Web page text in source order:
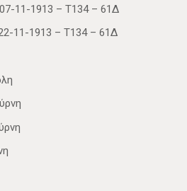
11-1913 – Τ134 – 61Δ
11-1913 – Τ134 – 61Δ